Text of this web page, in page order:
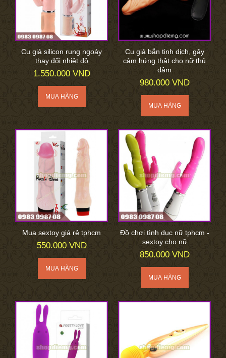
Cu giả silicon rung ngoáy
thay đổi nhiệt độ
1.550.000 VND
Cu giả bắn tinh dịch, gây
cảm hứng thật cho nữ thủ
dâm
980.000 VND
Mua sextoy giá rẻ tphcm
550.000 VND
Đồ chơi tình dục nữ tphcm -
sextoy cho nữ
850.000 VND